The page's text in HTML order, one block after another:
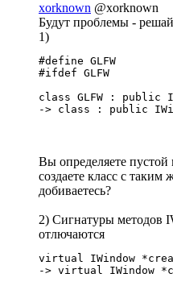
xorknown @xorknown
Будут проблемы -
1)
#define GLFW
#ifdef GLFW
class GLFW : public
-> class : public
Вы определяете
создаете класс с
добиваетесь?
2) Сигнатуры методов
отлючаются
virtual IWindow
-> virtual IWindow